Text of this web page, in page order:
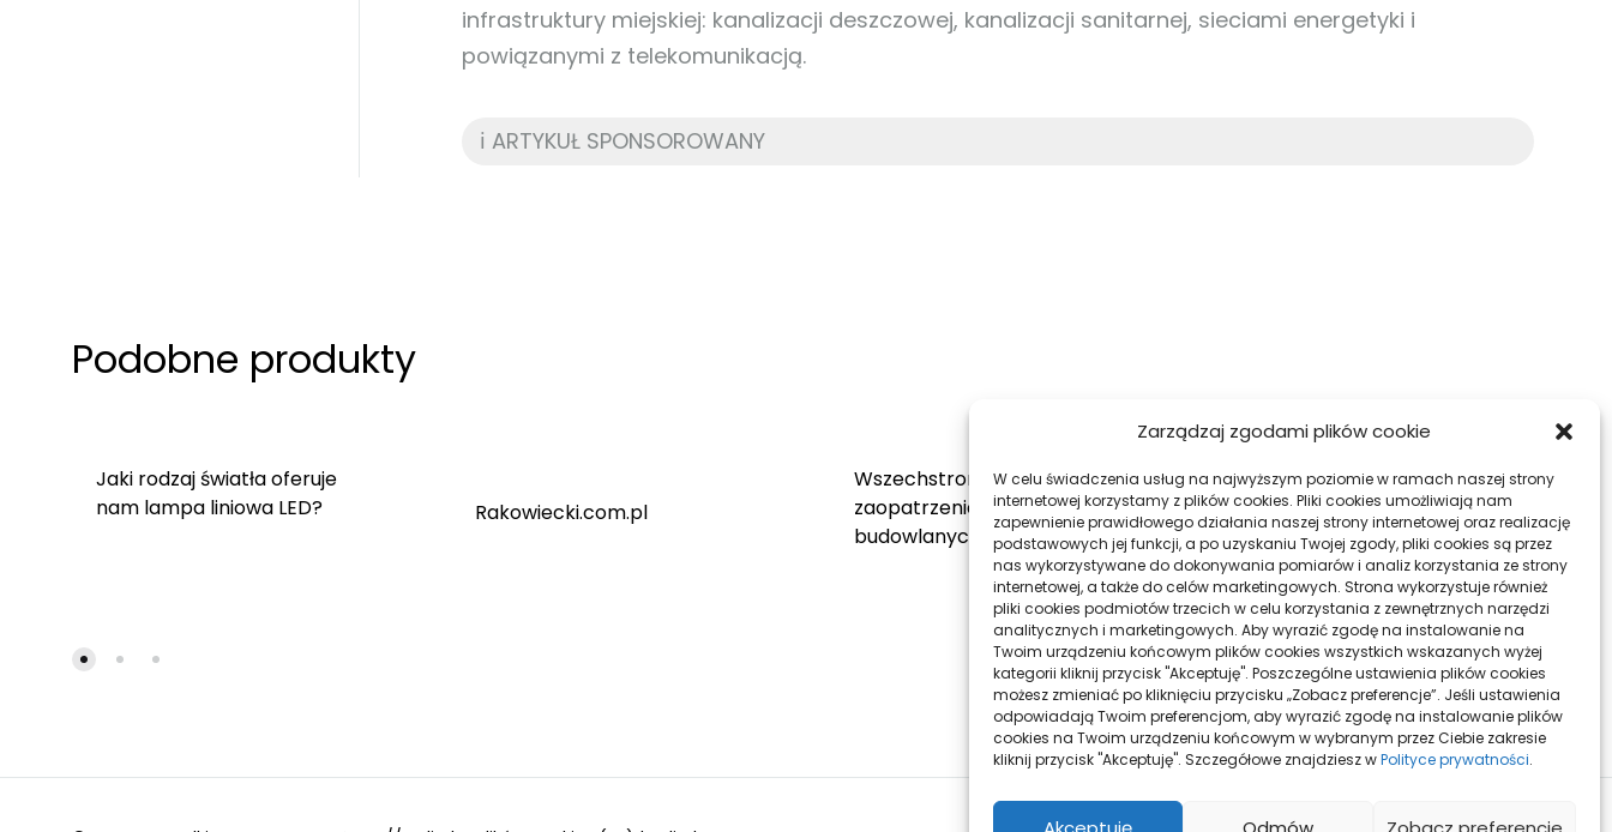
Zarządzaj zgodami plików cookie
W celu świadczenia usług na najwyższym poziomie w ramach naszej strony
internetowej korzystamy z plików cookies. Pliki cookies umożliwiają nam
zapewnienie prawidłowego działania naszej strony internetowej oraz realizację
podstawowych jej funkcji, a po uzyskaniu Twojej zgody, pliki cookies są przez
nas wykorzystywane do dokonywania pomiarów i analiz korzystania ze strony
internetowej, a także do celów marketingowych. Strona wykorzystuje również
pliki cookies podmiotów trzecich w celu korzystania z zewnętrznych narzędzi
analitycznych i marketingowych. Aby wyrazić zgodę na instalowanie na
Twoim urządzeniu końcowym plików cookies wszystkich wskazanych wyżej
kategorii kliknij przycisk "Akceptuję". Poszczególne ustawienia plików cookies
możesz zmieniać po kliknięciu przycisku „Zobacz preferencje”. Jeśli ustawienia
odpowiadają Twoim preferencjom, aby wyrazić zgodę na instalowanie plików
cookies na Twoim urządzeniu końcowym w wybranym przez Ciebie zakresie
kliknij przycisk "Akceptuję". Szczegółowe znajdziesz wPolityce prywatności.
infrastruktury miejskiej: kanalizacji deszczowej, kanalizacji sanitarnej, sieciami energetyki i
powiązanymi z telekomunikacją.
ℹ️ ARTYKUŁ SPONSOROWANY
Podobne produkty
Jaki rodzaj światła oferuje
nam lampa liniowa LED?
Rakowiecki.com.pl
Wszechstronne świadczenia
zaopatrzenia firm
budowlanych
DODAJ
DO
ULUBIONYCH
Z jakiej przyczyny
fotowoltaika jest obecnie tak
nadzwyczaj opłacalna?
DODAJ
DO